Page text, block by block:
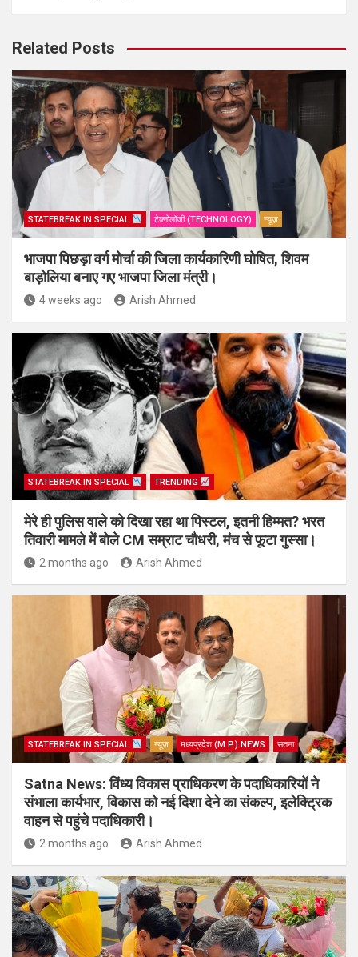
Related Posts
STATEBREAK.IN SPECIAL टेक्नोलॉजी (TECHNOLOGY) न्यूज़
भाजपा पिछड़ा वर्ग मोर्चा की जिला कार्यकारिणी घोषित, शिवम
बाड़ोलिया बनाए गए भाजपा जिला मंत्री।
4 weeks ago Arish Ahmed
STATEBREAK.IN SPECIAL TRENDING
मेरे ही पुलिस वाले को दिखा रहा था पिस्टल, इतनी हिम्मत? भरत
तिवारी मामले में बोले CM सम्राट चौधरी, मंच से फूटा गुस्सा।
2 months ago Arish Ahmed
STATEBREAK.IN SPECIAL न्यूज़ मध्यप्रदेश (M.P.) NEWS सतना
Satna News: विंध्य विकास प्राधिकरण के पदाधिकारियों ने
संभाला कार्यभार, विकास को नई दिशा देने का संकल्प, इलेक्ट्रिक
वाहन से पहुंचे पदाधिकारी।
2 months ago Arish Ahmed